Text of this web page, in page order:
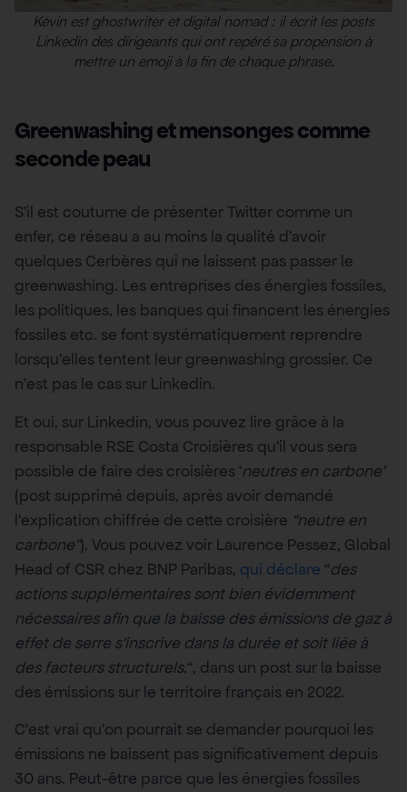
Kévin est ghostwriter et digital nomad : il écrit les posts
Linkedin des dirigeants qui ont repéré sa propension à
mettre un emoji à la fin de chaque phrase.
Greenwashing et mensonges comme
seconde peau
S’il est coutume de présenter Twitter comme un
enfer, ce réseau a au moins la qualité d’avoir
quelques Cerbères qui ne laissent pas passer le
greenwashing. Les entreprises des énergies fossiles,
les politiques, les banques qui financent les énergies
fossiles etc. se font systématiquement reprendre
lorsqu’elles tentent leur greenwashing grossier. Ce
n’est pas le cas sur Linkedin.
Et oui, sur Linkedin, vous pouvez lire grâce à la
responsable RSE Costa Croisières qu’il vous sera
possible de faire des croisières ‘neutres en carbone’
(post supprimé depuis, après avoir demandé
l’explication chiffrée de cette croisière “neutre en
carbone”). Vous pouvez voir Laurence Pessez, Global
Head of CSR chez BNP Paribas, qui déclare “des
actions supplémentaires sont bien évidemment
nécessaires afin que la baisse des émissions de gaz à
effet de serre s’inscrive dans la durée et soit liée à
des facteurs structurels.“, dans un post sur la baisse
des émissions sur le territoire français en 2022.
C’est vrai qu’on pourrait se demander pourquoi les
émissions ne baissent pas significativement depuis
30 ans. Peut-être parce que les énergies fossiles